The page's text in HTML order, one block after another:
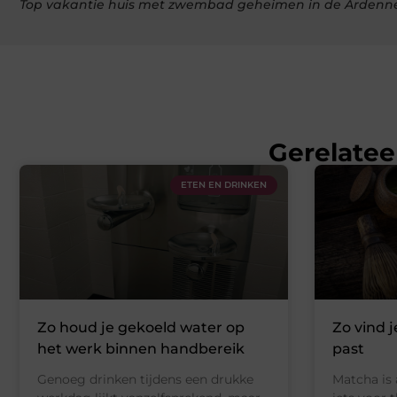
Top vakantie huis met zwembad geheimen in de
ETEN EN DRINKEN
Zo houd je gekoeld water op
het werk binnen handbereik
Genoeg drinken tijdens een drukke
Zo vind
past
Matcha is